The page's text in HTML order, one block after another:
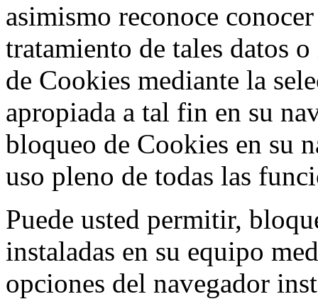
asimismo reconoce
tratamiento de tales datos
de Cookies mediante la
apropiada a tal fin en su
bloqueo de Cookies en su
uso pleno de todas las
Puede usted permitir,
instaladas en su equipo
opciones del navegador